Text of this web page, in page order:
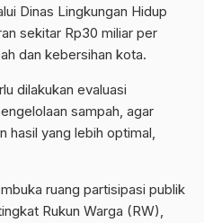
Dinas Lingkungan Hidup
sekitar Rp30 miliar per
dan kebersihan kota.
dilakukan evaluasi
sampah, agar
hasil yang lebih optimal,
ruang partisipasi publik
Rukun Warga (RW),